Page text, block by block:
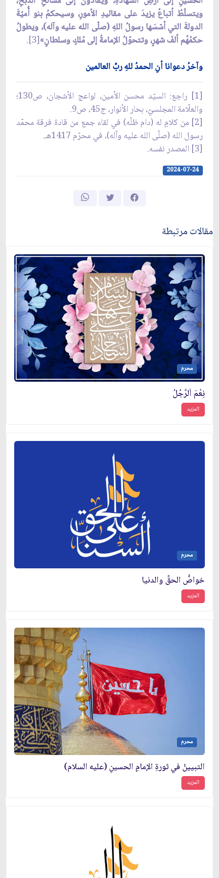
ويتسلّطُ أتباعُ يزيدَ على مقاليدِ الأمورِ، وسيحكمُ بنو أُميّةَ
الدولةَ التي أسّسَها رسولُ اللهِ (صلّى الله عليه وآله)، ويطولُ
حكمُهُم ألفَ شهرٍ، وتتحوّلُ الإمامةُ إلى مُلكٍ وسلطانٍ»[3].
وآخرُ دعوانا أنِ الحمدُ للهِ ربِّ العالمين
[1] راجع: السيّد محسن الأمين، لواعج الأشجان، ص130؛
والعلّامة المجلسيّ، بحار الأنوار، ج45، ص9.
[2] من كلامٍ له (دام ظلّه) في لقاء جمع من قادة فرقة محمّد
رسول الله (صلّى الله عليه وآله)، في محرّم 1417هـ.
[3] المصدر نفسه.
2024-07-24
مقالات مرتبطة
محرم
نِعْمَ اَلرَّجُلُ
المزيد
محرم
خواصُّ الحقِّ والدنيا
المزيد
محرم
التبيينُ في ثورةِ الإمامِ الحسينِ (عليه السلام)
المزيد